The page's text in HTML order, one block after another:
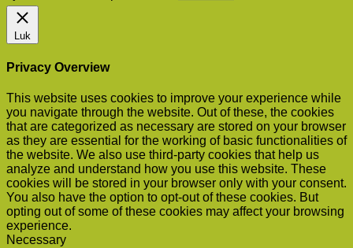
Luk
Privacy Overview
This website uses cookies to improve your experience while
you navigate through the website. Out of these, the cookies
that are categorized as necessary are stored on your browser
as they are essential for the working of basic functionalities of
the website. We also use third-party cookies that help us
analyze and understand how you use this website. These
cookies will be stored in your browser only with your consent.
You also have the option to opt-out of these cookies. But
opting out of some of these cookies may affect your browsing
experience.
Necessary